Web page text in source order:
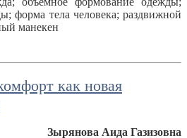
форма тела человека; раздвижной
манекен
как новая
Зырянова Аида Газизовна